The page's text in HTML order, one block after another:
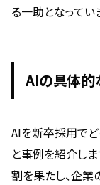
る一助となってい
AIの具体的
AIを新卒採用で
と事例を紹介し
割を果たし、企